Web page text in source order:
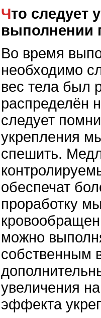
Что следует учитывать при
выполнении
Во время
необходимо
вес тела был
распределён
следует
укрепления
спешить.
обеспечат
проработку
можно
собственным
увеличения
эффекта